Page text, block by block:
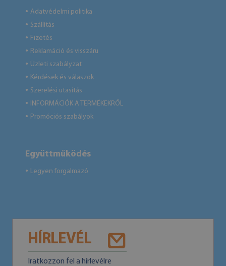
● Adatvédelmi politika
● Szállítás
● Fizetés
● Reklamáció és visszáru
● Üzleti szabályzat
● Kérdések és válaszok
● Szerelési utasítás
● INFORMÁCIÓK A TERMÉKEKRŐL
● Promóciós szabályok
Együttműködés
● Legyen forgalmazó
HÍRLEVÉL
Iratkozzon fel a hírlevélre